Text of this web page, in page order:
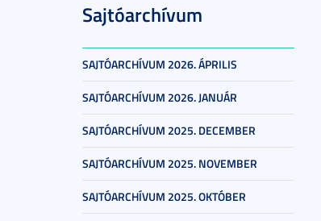
Sajtóarchívum
SAJTÓARCHÍVUM 2026. ÁPRILIS
SAJTÓARCHÍVUM 2026. JANUÁR
SAJTÓARCHÍVUM 2025. DECEMBER
SAJTÓARCHÍVUM 2025. NOVEMBER
SAJTÓARCHÍVUM 2025. OKTÓBER